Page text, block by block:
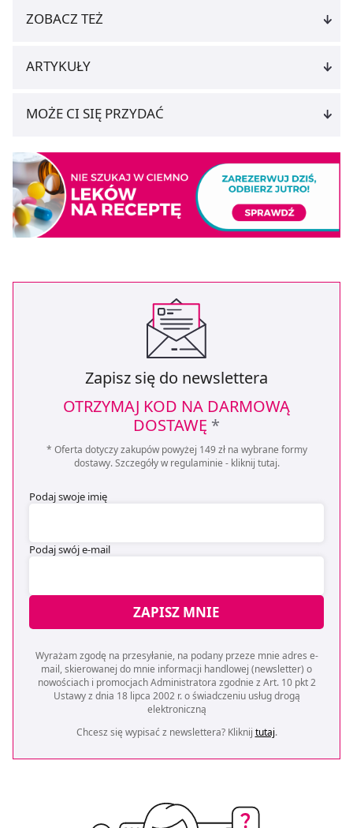
ZOBACZ TEŻ
ARTYKUŁY
MOŻE CI SIĘ PRZYDAĆ
Zapisz się do newslettera
OTRZYMAJ KOD NA DARMOWĄ
DOSTAWĘ *
* Oferta dotyczy zakupów powyżej 149 zł na wybrane formy
dostawy. Szczegóły w regulaminie - kliknij tutaj.
Podaj swoje imię
Podaj swój e-mail
ZAPISZ MNIE
Wyrażam zgodę na przesyłanie, na podany przeze mnie adres e-
mail, skierowanej do mnie informacji handlowej (newsletter) o
nowościach i promocjach Administratora zgodnie z Art. 10 pkt 2
Ustawy z dnia 18 lipca 2002 r. o świadczeniu usług drogą
elektroniczną
Chcesz się wypisać z newslettera? Kliknij tutaj.